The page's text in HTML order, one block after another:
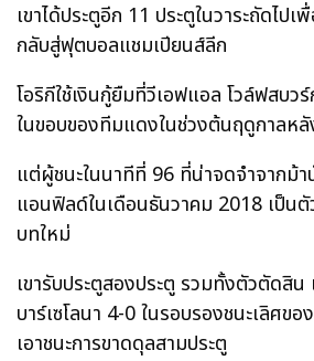
เขาได้ประตูอีก 11 ประตูในวาระถัดไปเ
กลับสู่ฟุตบอลแชมเปียนส์ลีก
โอริกีใช้เงินกู้ยืมที่วีเอฟแอล โวล์ฟสบว
ในขอบของทีมแดงในช่วงต้นฤดูกาลห
แต่ผู้ชนะในนาทีที่ 96 ที่น่าจดจำจากม้
แอนฟิลด์ในเดือนธันวาคม 2018 เป็นตั
บทใหม่
เขารับประตูสองประตู รวมทั้งตัวตัดสิน
บาร์เซโลนา 4-0 ในรอบรองชนะเลิศข
เอาชนะการขาดดุลสามประตู